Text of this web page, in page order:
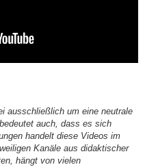
ausschließlich um eine neutrale
auch, dass es sich
handelt diese Videos im
Kanäle aus didaktischer
hängt von vielen